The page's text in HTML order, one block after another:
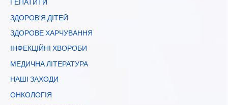
ГЕПАТИТИ
ЗДОРОВ'Я ДІТЕЙ
ЗДОРОВЕ ХАРЧУВАННЯ
ІНФЕКЦІЙНІ ХВОРОБИ
МЕДИЧНА ЛІТЕРАТУРА
НАШІ ЗАХОДИ
ОНКОЛОГІЯ